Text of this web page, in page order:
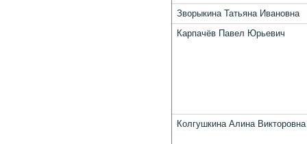
Зворыкина Татьяна Ивановна
Карпачёв Павел Юрьевич
Колгушкина Алина Викторовна